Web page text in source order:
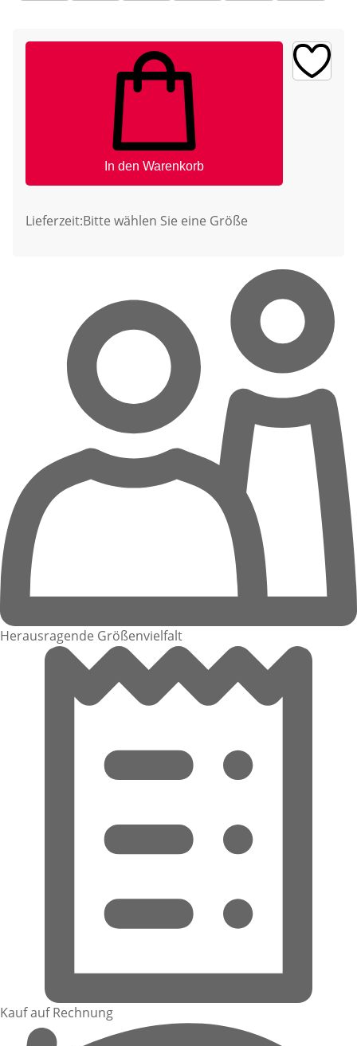
In den Warenkorb
Lieferzeit:Bitte wählen Sie eine Größe
Herausragende Größenvielfalt
Kauf auf Rechnung